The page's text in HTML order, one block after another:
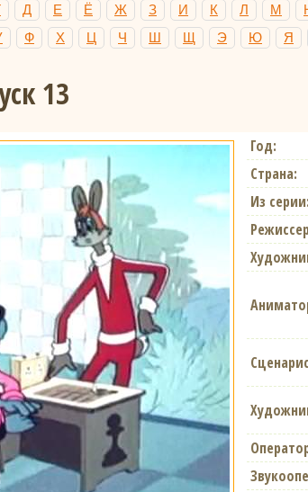
Д Е Ё Ж З И К Л М
Ф Х Ц Ч Ш Щ Э Ю Я
13
Год:
Страна:
Из серии: